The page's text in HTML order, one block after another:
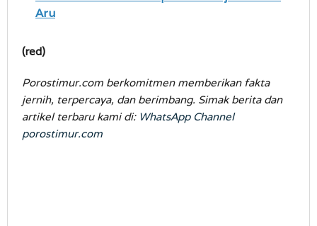
Aru
(red)
Porostimur.com berkomitmen memberikan fakta
jernih, terpercaya, dan berimbang. Simak berita dan
artikel terbaru kami di: WhatsApp Channel
porostimur.com